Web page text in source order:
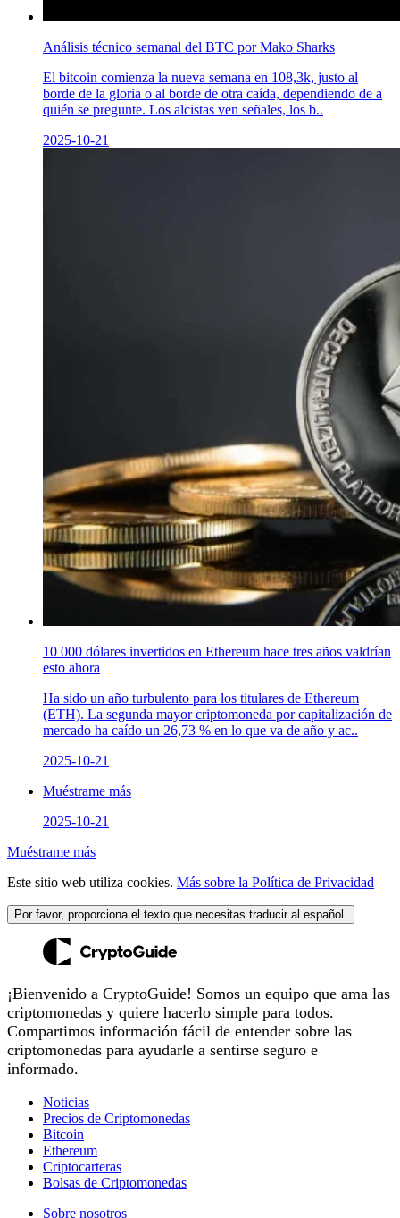
Análisis técnico semanal del BTC por Mako Sharks
El bitcoin comienza la nueva semana en 108,3k, justo al
borde de la gloria o al borde de otra caída, dependiendo de a
quién se pregunte. Los alcistas ven señales, los b..
2025-10-21
10 000 dólares invertidos en Ethereum hace tres años valdrían
esto ahora
Ha sido un año turbulento para los titulares de Ethereum
(ETH). La segunda mayor criptomoneda por capitalización de
mercado ha caído un 26,73 % en lo que va de año y ac..
2025-10-21
Muéstrame más
2025-10-21
Muéstrame más
Este sitio web utiliza cookies. Más sobre la Política de Privacidad
Por favor, proporciona el texto que necesitas traducir al español.
¡Bienvenido a CryptoGuide! Somos un equipo que ama las
criptomonedas y quiere hacerlo simple para todos.
Compartimos información fácil de entender sobre las
criptomonedas para ayudarle a sentirse seguro e
informado.
Noticias
Precios de Criptomonedas
Bitcoin
Ethereum
Criptocarteras
Bolsas de Criptomonedas
Sobre nosotros